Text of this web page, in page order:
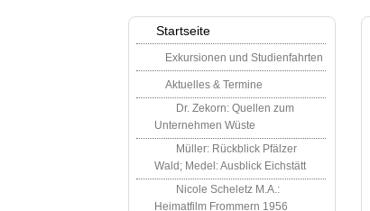
Startseite
Exkursionen und Studienfahrten
Aktuelles & Termine
Dr. Zekorn: Quellen zum
Unternehmen Wüste
Müller: Rückblick Pfälzer
Wald; Medel: Ausblick Eichstätt
Nicole Scheletz M.A.:
Heimatfilm Frommern 1956